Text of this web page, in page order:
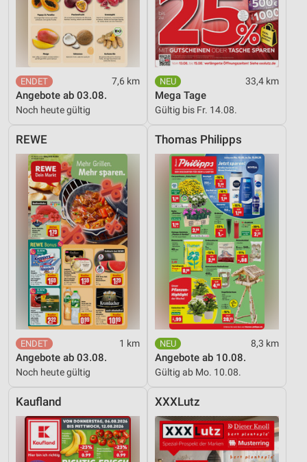
7,6 km
Angebote ab 03.08.
Noch heute gültig
33,4 km
Mega Tage
Gültig bis Fr. 14.08.
REWE
1 km
Angebote ab 03.08.
Noch heute gültig
Thomas Philipps
8,3 km
Angebote ab 10.08.
Gültig ab Mo. 10.08.
Kaufland XXXLutz